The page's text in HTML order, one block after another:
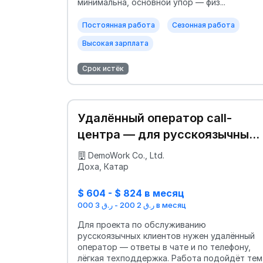
минимальна, основной упор — физ...
Постоянная работа Сезонная работа
Высокая зарплата
Срок истёк
Удалённый оператор call-
центра — для русскоязычных,
можно без опыта 📞
DemoWork Co., Ltd.
Доха, Катар
$ 604 - $ 824 в месяц
ر.ق 2 200 - ر.ق 3 000 в месяц
Для проекта по обслуживанию
русскоязычных клиентов нужен удалённый
оператор — ответы в чате и по телефону,
лёгкая техподдержка. Работа подойдёт